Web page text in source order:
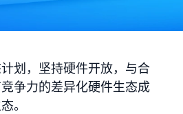
划，坚持硬件开放，与合
争力的差异化硬件生态成
。